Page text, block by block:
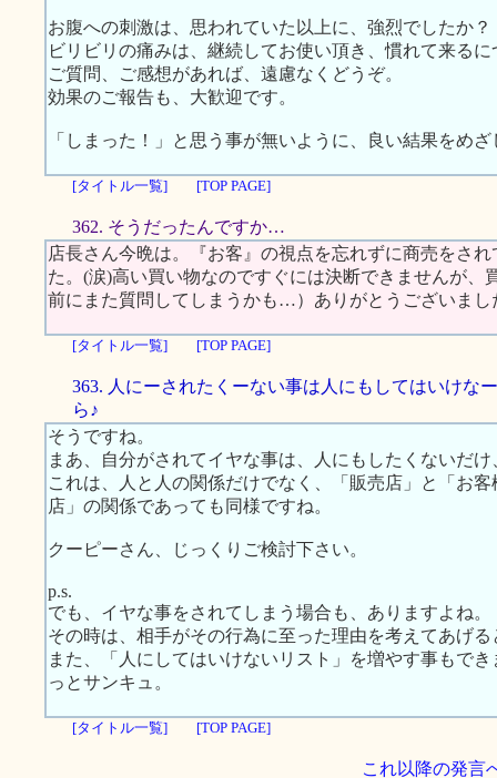
お腹への刺激は、思われていた以上に、強烈でしたか？
ビリビリの痛みは、継続してお使い頂き、慣れて来る
ご質問、ご感想があれば、遠慮なくどうぞ。
効果のご報告も、大歓迎です。
「しまった！」と思う事が無いように、良い結果をめ
[タイトル一覧] [TOP PAGE]
362. そうだったんですか…
店長さん今晩は。『お客』の視点を忘れずに商売をさ
た。(涙)高い買い物なのですぐには決断できませんが、
前にまた質問してしまうかも…）ありがとうございまし
[タイトル一覧] [TOP PAGE]
363. 人にーされたくーない事は人にもしてはいけな
ら♪
そうですね。
まあ、自分がされてイヤな事は、人にもしたくないだ
これは、人と人の関係だけでなく、「販売店」と「お
店」の関係であっても同様ですね。
クーピーさん、じっくりご検討下さい。
p.s.
でも、イヤな事をされてしまう場合も、ありますよね。
その時は、相手がその行為に至った理由を考えてあげ
また、「人にしてはいけないリスト」を増やす事もで
っとサンキュ。
[タイトル一覧] [TOP PAGE]
これ以降の発言